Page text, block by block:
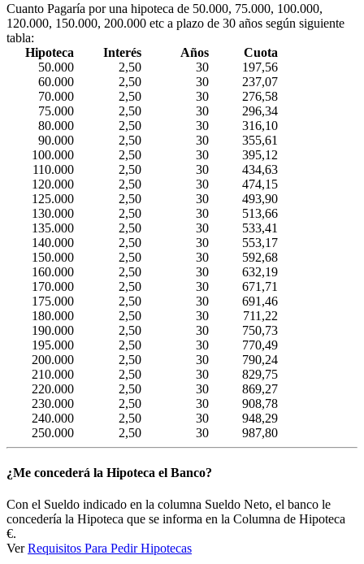
Cuanto Pagaría por una hipoteca de 50.000, 75.000, 100.000,
120.000, 150.000, 200.000 etc a plazo de 30 años según siguiente
tabla:
Hipoteca
Interés Años
Cuota
50.000
2,50 30
197,56
60.000
2,50 30
237,07
70.000
2,50 30
276,58
75.000
2,50 30
296,34
80.000
2,50 30
316,10
90.000
2,50 30
355,61
100.000
2,50 30
395,12
110.000
2,50 30
434,63
120.000
2,50 30
474,15
125.000
2,50 30
493,90
130.000
2,50 30
513,66
135.000
2,50 30
533,41
140.000
2,50 30
553,17
150.000
2,50 30
592,68
160.000
2,50 30
632,19
170.000
2,50 30
671,71
175.000
2,50 30
691,46
180.000
2,50 30
711,22
190.000
2,50 30
750,73
195.000
2,50 30
770,49
200.000
2,50 30
790,24
210.000
2,50 30
829,75
220.000
2,50 30
869,27
230.000
2,50 30
908,78
240.000
2,50 30
948,29
250.000
2,50 30 987,80
¿Me concederá la Hipoteca el Banco?
Con el Sueldo indicado en la columna Sueldo Neto, el banco le
concedería la Hipoteca que se informa en la Columna de Hipoteca
€.
VerRequisitos Para Pedir Hipotecas